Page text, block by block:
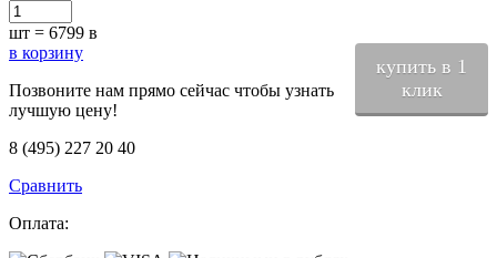
шт = 6799 в
купить в 1
клик
в корзину
Позвоните нам прямо сейчас чтобы узнать
лучшую цену!
8 (495) 227 20 40
Сравнить
Оплата: